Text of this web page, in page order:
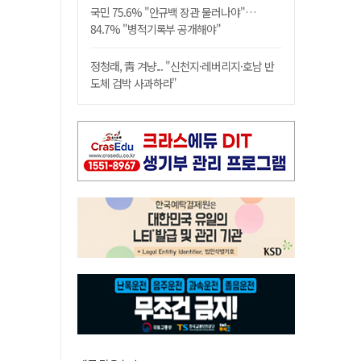
국민 75.6% "안규백 장관 물러나야"…
84.7% "병적기록부 공개해야"
정청래, 靑 겨냥... "신천지·레버리지·호남 반
도체 겁박 사과하라"